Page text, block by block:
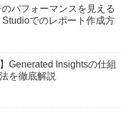
パフォーマンスを見える
でのレポート作成方
Generated Insightsの仕組
を徹底解説